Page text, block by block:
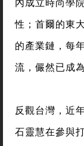
性；首爾的東
的產業鏈，每
流，儼然已成
反觀台灣，近
石靈慧在參與